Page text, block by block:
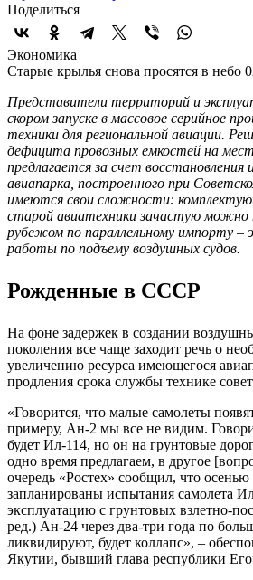
Поделиться
Экономика
Старые крылья снова просятся в небо
Представители территорий и
скором запуске в массовое серийное
техники для региональной авиации.
дефицита провозных емкостей на
предлагается за счет восстановления
авиапарка, построенного при
имеются свои сложности:
старой авиатехники зачастую можно
рубежом по параллельному импорту
работы по подъему воздушных судов.
Рожденные в СССР
На фоне задержек в создании
поколения все чаще заходит речь о
увеличению ресурса имеющегося
продления срока службы технике
«Говорится, что малые самолеты
примеру, Ан-2 мы все не видим.
будет Ил-114, но он на грунтовые
одно время предлагаем, в другое
очередь «Ростех» сообщил, что осенью
запланированы испытания самолета
эксплуатацию с грунтовых взлетно-
ред.) Ан-24 через два-три года по
ликвидируют, будет коллапс», –
Якутии, бывший глава республики